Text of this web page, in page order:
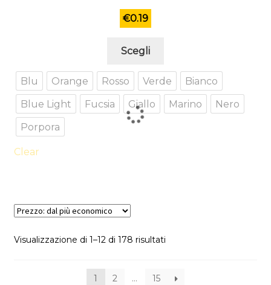
€0.19
Scegli
ha
più
varianti.
prodotto
Blu Orange Rosso Verde
Bianco
Blue Light
Fucsia Giallo Marino
Nero
Porpora
Clear
Visualizzazione di 1–12 di 178 risultati
1 2 … 15